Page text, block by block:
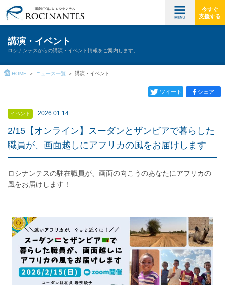
今すぐ
支援する
講演・イベント
ロシナンテスからの講演・イベント情報をご案内します。
HOME ニュース一覧 講演・イベント
ツイート シェア
イベント 2026.01.14
2/15【オンライン】スーダンとザンビアで暮らした
職員が、画面越しにアフリカの風をお届けします
ロシナンテスの駐在職員が、画面の向こうのあなたにアフリカの
風をお届けします！